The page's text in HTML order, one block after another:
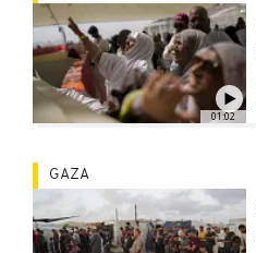
01:02
GAZA